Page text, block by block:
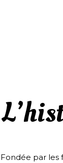
Fondée par les